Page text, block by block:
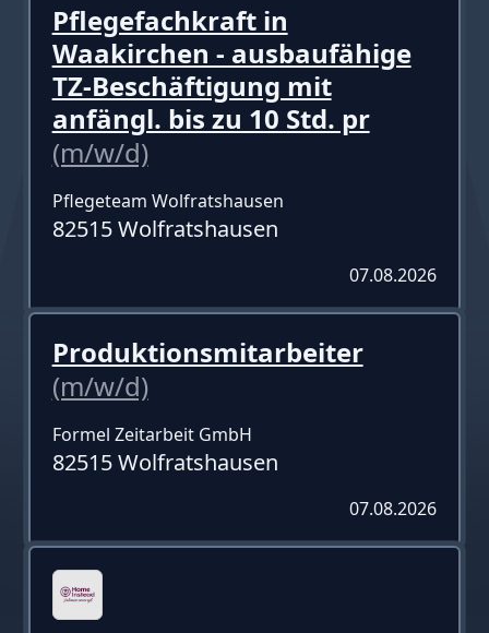
Pflegefachkraft in
Waakirchen - ausbaufähige
TZ-Beschäftigung mit
anfängl. bis zu 10 Std. pr
(m/w/d)
Pflegeteam Wolfratshausen
82515 Wolfratshausen
07.08.2026
Produktionsmitarbeiter
(m/w/d)
Formel Zeitarbeit GmbH
82515 Wolfratshausen
07.08.2026